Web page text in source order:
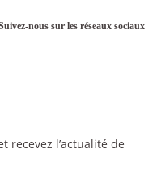
nous sur les réseaux sociaux
recevez l’actualité de